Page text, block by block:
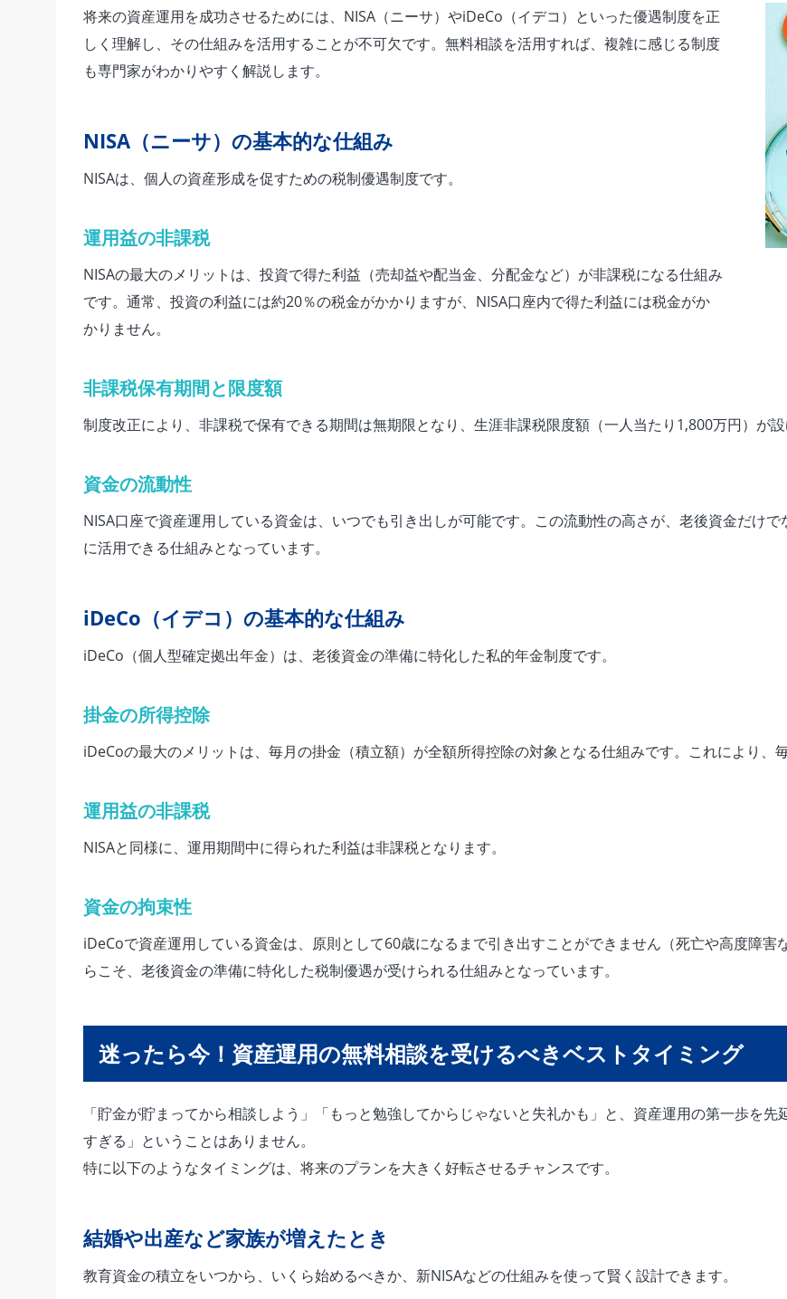
将来の資産運用を成功させるためには、NISA（ニーサ）やiDeCo（イデコ）といった優遇制度を正
しく理解し、その仕組みを活用することが不可欠です。無料相談を活用すれば、複雑に感じる制度
も専門家がわかりやすく解説します。
NISA（ニーサ）の基本的な仕組み
NISAは、個人の資産形成を促すための税制優遇制度です。
運用益の非課税
NISAの最大のメリットは、投資で得た利益（売却益や配当金、分配金など）が非課税になる仕組み
です。通常、投資の利益には約20％の税金がかかりますが、NISA口座内で得た利益には税金がか
かりません。
非課税保有期間と限度額
制度改正により、非課税で保有できる期間は無期限となり、生涯非課税限度額（一人当たり1,800万円）が設
資金の流動性
NISA口座で資産運用している資金は、いつでも引き出しが可能です。この流動性の高さが、老後資金だけ
に活用できる仕組みとなっています。
iDeCo（イデコ）の基本的な仕組み
iDeCo（個人型確定拠出年金）は、老後資金の準備に特化した私的年金制度です。
掛金の所得控除
iDeCoの最大のメリットは、毎月の掛金（積立額）が全額所得控除の対象となる仕組みです。これにより、
運用益の非課税
NISAと同様に、運用期間中に得られた利益は非課税となります。
資金の拘束性
iDeCoで資産運用している資金は、原則として60歳になるまで引き出すことができません（死亡や高度障
らこそ、老後資金の準備に特化した税制優遇が受けられる仕組みとなっています。
迷ったら今！資産運用の無料相談を受けるべきベストタイミング
「貯金が貯まってから相談しよう」「もっと勉強してからじゃないと失礼かも」と、資産運用の第一歩を
すぎる」ということはありません。
特に以下のようなタイミングは、将来のプランを大きく好転させるチャンスです。
結婚や出産など家族が増えたとき
教育資金の積立をいつから、いくら始めるべきか、新NISAなどの仕組みを使って賢く設計できます。